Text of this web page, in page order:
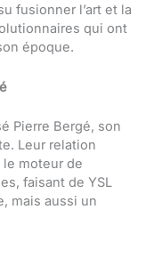
fusionner l’art et la
qui ont
époque.
Pierre Bergé, son
Leur relation
moteur de
faisant de YSL
mais aussi un